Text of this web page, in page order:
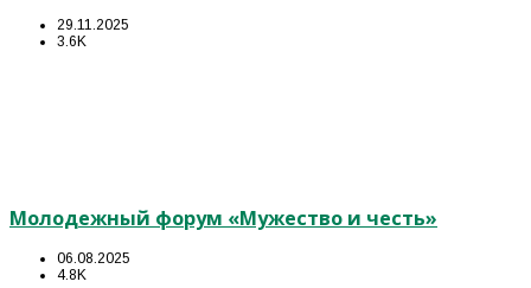
29.11.2025
3.6K
Молодежный форум «Мужество и честь»
06.08.2025
4.8K